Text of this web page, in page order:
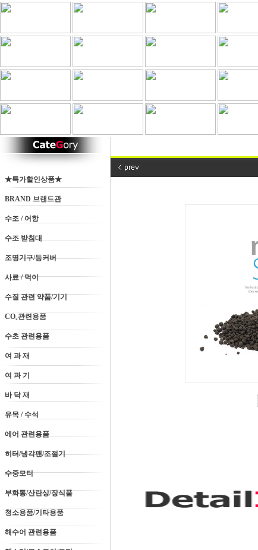
★특가할인상품★
BRAND 브랜드관
수조 / 어항
수조 받침대
조명기구/등커버
사료 / 먹이
수질 관련 약품/기기
CO₂관련용품
수초 관련용품
여 과 재
여 과 기
바 닥 재
유목 / 수석
에어 관련용품
히터/냉각팬/조절기
수중모터
부화통/산란상/장식품
청소용품/기타용품
해수어 관련용품